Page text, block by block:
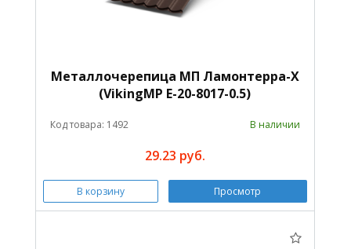
Металлочерепица МП Ламонтерра-X
(VikingMP E-20-8017-0.5)
Код товара: 1492 В наличии
29.23 руб.
В корзину Просмотр